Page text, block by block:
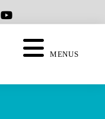
MENUS